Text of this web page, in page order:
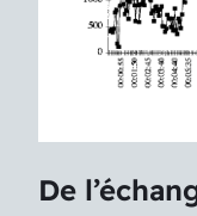
De